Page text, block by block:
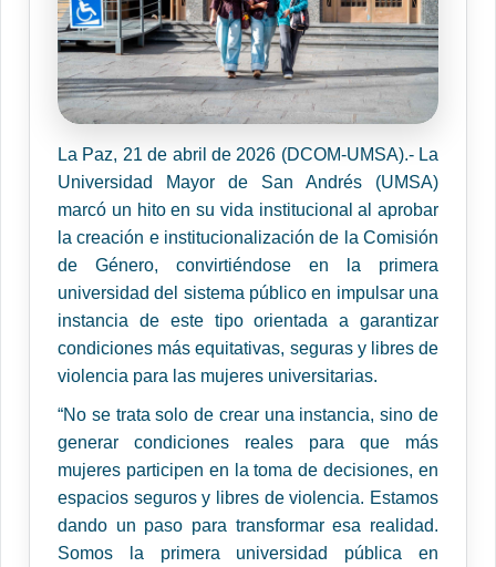
La Paz, 21 de abril de 2026 (DCOM-UMSA).- La
Universidad Mayor de San Andrés (UMSA)
marcó un hito en su vida institucional al aprobar
la creación e institucionalización de la Comisión
de Género, convirtiéndose en la primera
universidad del sistema público en impulsar una
instancia de este tipo orientada a garantizar
condiciones más equitativas, seguras y libres de
violencia para las mujeres universitarias.
“No se trata solo de crear una instancia, sino de
generar condiciones reales para que más
mujeres participen en la toma de decisiones, en
espacios seguros y libres de violencia. Estamos
dando un paso para transformar esa realidad.
Somos la primera universidad pública en